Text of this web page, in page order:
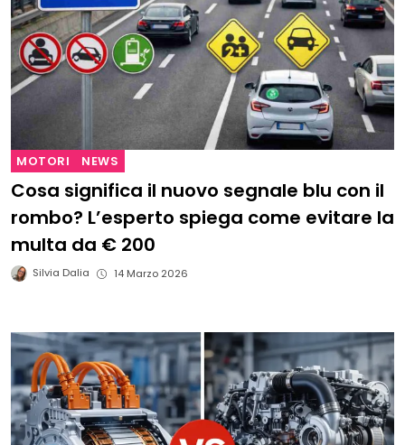
MOTORI NEWS
Cosa significa il nuovo segnale blu con il
rombo? L’esperto spiega come evitare la
multa da € 200
Silvia Dalia 14 Marzo 2026